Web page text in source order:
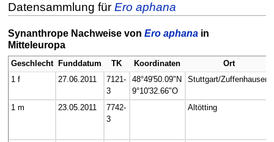
Navigation
Suche
Datensammlung für Ero aphana
Synanthrope Nachweise von Ero aphanain
Mitteleuropa
Geschlecht Funddatum TK Koordinaten
Ort
1 f
27.06.2011
7121-
3
48°49'50.09"N
9°10'32.66"O
Stuttgart/Zuffenhausen
1 m 23.05.2011
7742-
3
Altötting